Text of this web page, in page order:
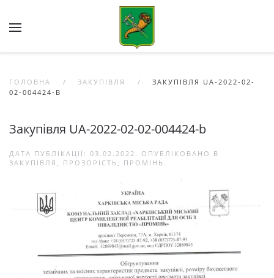
Skip to main content
ГОЛОВНА ЗАКУПІВЛЯ
ЗАКУПІВЛЯ UA-2022-02-
02-004424-B
Закупівля UA-2022-02-02-004424-b
ДАТА ПУБЛІКАЦІЇ: 03.02.2022 . ОПУБЛІКОВАНО В
ЗАКУПІВЛЯ , ПРОЗОРІСТЬ , ПРОМІНЬ .